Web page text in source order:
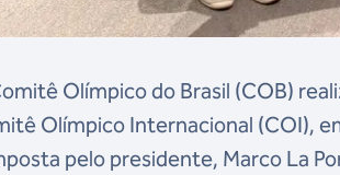
Olímpico do Brasil (COB)
Olímpico Internacional (COI),
pelo presidente, Marco La